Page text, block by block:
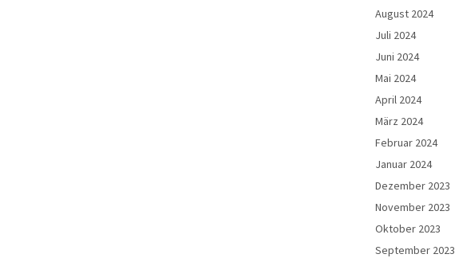
August 2024
Juli 2024
Juni 2024
Mai 2024
April 2024
März 2024
Februar 2024
Januar 2024
Dezember 2023
November 2023
Oktober 2023
September 2023